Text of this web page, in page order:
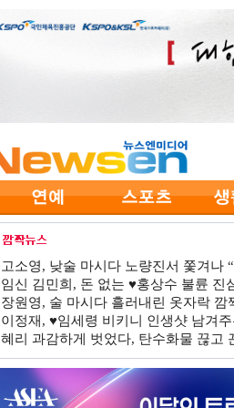
고소영, 낮술 마시다 노량진서 쫓겨나
임신 김민희, 돈 없는 ♥홍상수 불륜
장원영, 술 마시다 흘러내린 옷자락
이정재, ♥임세령 비키니 인생샷 남겨
혜리 과감하게 벗었다, 탄수화물 끊고